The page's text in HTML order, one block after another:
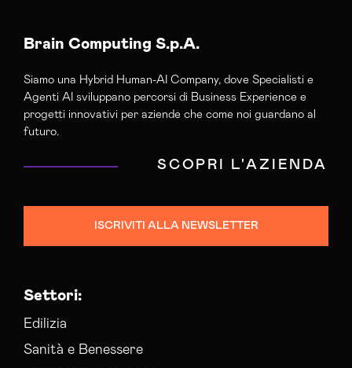
Brain Computing S.p.A.
Siamo una Hybrid Human-AI Company, dove Specialisti e
Agenti AI sviluppano percorsi di Business Experience e
progetti innovativi per aziende che come noi guardano al
futuro.
SCOPRI L'AZIENDA
ISCRIVITI ALLA NEWSLETTER
Settori:
Edilizia
Sanità e Benessere